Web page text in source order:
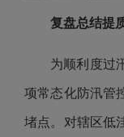
复盘总结提
为顺利度过
项常态化防汛管
堵点。对辖区低